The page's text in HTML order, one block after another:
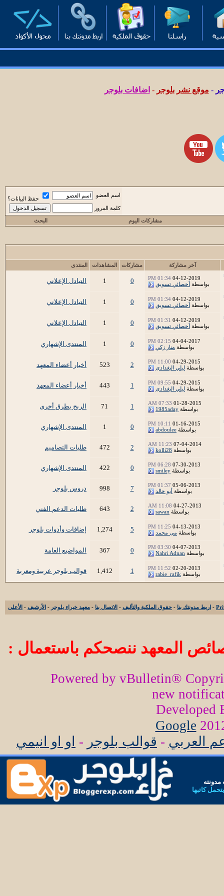
- موقع نشر بلوجر - اضافات بلوجر
اسم العضو
حفظ البيانات؟
كلمة المرور
مشاركات اليوم البحث
آخر مشاركة مشاركات المشاهدات المنتدى
04-12-2019
01:34 PM
بواسطة أخصائي تسويق 0
1 التبادل الإعلاني
04-12-2019
01:34 PM
بواسطة أخصائي تسويق 0
1 التبادل الإعلاني
04-12-2019
01:31 PM
بواسطة أخصائي تسويق 0
1 التبادل الإعلاني
04-04-2017
02:15 PM
بواسطة منار زكي 0
1 المنتدى الإشهاري
04-29-2015
11:00 PM
بواسطة ليلي البغدادى 2
523 أخبار أعضاء المعهد
04-29-2015
09:55 PM
بواسطة ليلي البغدادى 1
443 أخبار أعضاء المعهد
01-28-2015
07:33 AM
بواسطة 1985aday
1
71 الربح بطرق أخرى
01-16-2015
10:11 PM
بواسطة abdoulee
0
1 المنتدى الإشهاري
07-04-2014
11:23 AM
بواسطة kolli28
2
472 طلبات التصاميم
07-30-2013
06:28 PM
بواسطة smiley
0
422 المنتدى الإشهاري
05-06-2013
01:37 PM
بواسطة أبو خالد 7
998 دروس بلوجر
04-27-2013
11:08 AM
بواسطة sawan
2
643 طلبات الدعم الفني
04-13-2013
11:25 PM
بواسطة مى محمد 5
1,274 إضافات وأدوات بلوجر
04-07-2013
03:30 PM
بواسطة Nahri Adnan
0
367 المواضيع العامة
02-20-2013
11:52 PM
بواسطة rabie_rafik
1
1,412 قوالب بلوجر عربية ومعربة
- اربط مدونتك بنا - حقوق الملكية والتأليف - الاتصال بنا - معهد خبراء بلوجر - الأرشيف - الأعلى
المعهد ننصحكم باستعمال :
Powered by vBulletin®
new
Developed
Google
العربي - قوالب بلوجر - او او انيمي
مدونته
كاتبها